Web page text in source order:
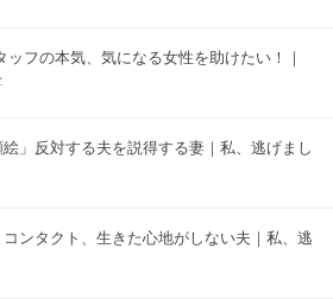
フの本気、気になる女性を助けたい！｜
絵」反対する夫を説得する妻｜私、逃げまし
ンタクト、生きた心地がしない夫｜私、逃